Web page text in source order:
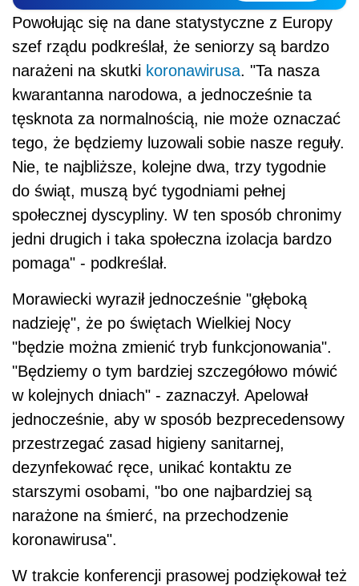
Powołując się na dane statystyczne z Europy
szef rządu podkreślał, że seniorzy są bardzo
narażeni na skutki koronawirusa. "Ta nasza
kwarantanna narodowa, a jednocześnie ta
tęsknota za normalnością, nie może oznaczać
tego, że będziemy luzowali sobie nasze reguły.
Nie, te najbliższe, kolejne dwa, trzy tygodnie
do świąt, muszą być tygodniami pełnej
społecznej dyscypliny. W ten sposób chronimy
jedni drugich i taka społeczna izolacja bardzo
pomaga" - podkreślał.
Morawiecki wyraził jednocześnie "głęboką
nadzieję", że po świętach Wielkiej Nocy
"będzie można zmienić tryb funkcjonowania".
"Będziemy o tym bardziej szczegółowo mówić
w kolejnych dniach" - zaznaczył. Apelował
jednocześnie, aby w sposób bezprecedensowy
przestrzegać zasad higieny sanitarnej,
dezynfekować ręce, unikać kontaktu ze
starszymi osobami, "bo one najbardziej są
narażone na śmierć, na przechodzenie
koronawirusa".
W trakcie konferencji prasowej podziękował też